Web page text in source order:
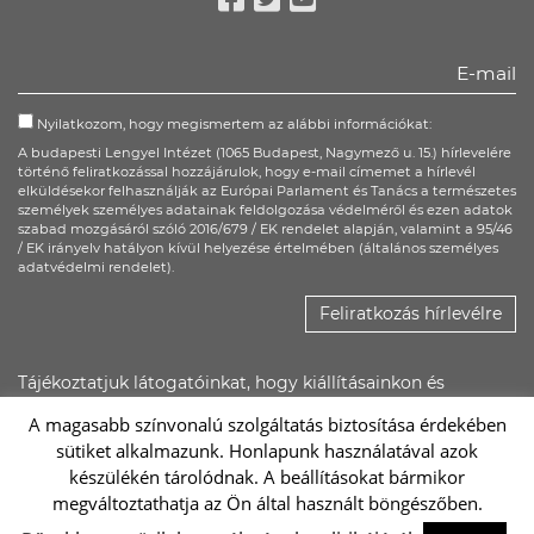
Nyilatkozom, hogy megismertem az alábbi információkat:
A budapesti Lengyel Intézet (1065 Budapest, Nagymező u. 15.) hírlevelére
történő feliratkozással hozzájárulok, hogy e-mail címemet a hírlevél
elküldésekor felhasználják az Európai Parlament és Tanács a természetes
személyek személyes adatainak feldolgozása védelméről és ezen adatok
szabad mozgásáról szóló 2016/679 / EK rendelet alapján, valamint a 95/46
/ EK irányelv hatályon kívül helyezése értelmében (általános személyes
adatvédelmi rendelet).
Feliratkozás hírlevélre
Tájékoztatjuk látogatóinkat, hogy kiállításainkon és
Lengyel Intézet saját felületein, illetőleg promóciós
anyagaiban felhasználhatja.
A magasabb színvonalú szolgáltatás biztosítása érdekében
sütiket alkalmazunk. Honlapunk használatával azok
készülékén tárolódnak. A beállításokat bármikor
megváltoztathatja az Ön által használt böngészőben.